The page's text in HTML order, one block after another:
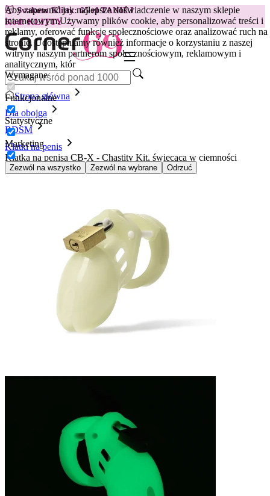
Aby zapewnić jak najlepsze doświadczenie w naszym sklepie
internetowym.Używamy plików cookie, aby personalizować treści i
reklamy, oferować funkcje społecznościowe oraz analizować ruch na
stronie. Udostępniamy również informacje o korzystaniu z naszej
witryny naszym partnerom społecznościowym, reklamowym i
analitycznym, któr
Wymagane
Funkcjonalne
Statystyczne
Marketing
Zezwól na wszystko Zezwól na wybrane Odrzuć
😽Svakom Klitty: 65 zł TANIEJ
Kod: KLITTY →
Strona główna
Dla obojga
BDSM
Klatki na penis
Klatka na penisa CB-X - Chastity Kit, świecąca w ciemności